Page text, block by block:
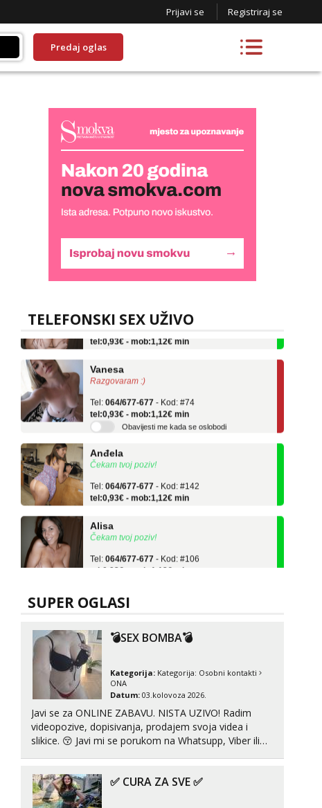
Prijavi se Registriraj se
Predaj oglas
TELEFONSKI SEX UŽIVO
Alisa
Tel:064/677-677 - Kod: #106
Razgovaram :)
tel:0,93€ - mob:1,12€ min
Obavijesti me kada se oslobodi
Čekam tvoj poziv!
tel:0,93€ - mob:1,12€ min
Čekam tvoj poziv!
tel:0,93€ - mob:1,12€ min
Razgovaram :)
tel:0,93€ - mob:1,12€ min
Obavijesti me kada se oslobodi
Anđela
Čekam tvoj poziv!
Tel:
tel:0,93€ - mob:1,12€ min
SUPER OGLASI
💣SEX BOMBA💣
Kategorija: Kategorija: Osobni kontakti
ONA
Datum: 03.kolovoza 2026.
Javi se za ONLINE ZABAVU. NISTA UZIVO! Radim
videopozive, dopisivanja, prodajem svoja videa i
slikice. 😚 Javi mi se porukom na Whatsupp, Viber ili
✅ CURA ZA SVE ✅